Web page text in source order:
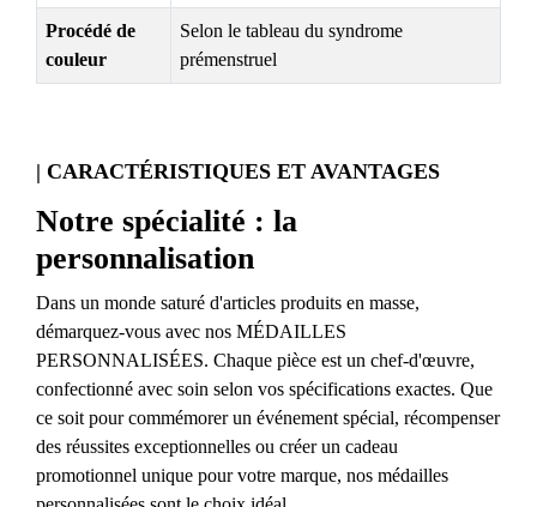
Procédé de
couleur
Selon le tableau du syndrome
prémenstruel
| CARACTÉRISTIQUES ET AVANTAGES
Notre spécialité : la
personnalisation
Dans un monde saturé d'articles produits en masse,
démarquez-vous avec nos MÉDAILLES
PERSONNALISÉES. Chaque pièce est un chef-d'œuvre,
confectionné avec soin selon vos spécifications exactes. Que
ce soit pour commémorer un événement spécial, récompenser
des réussites exceptionnelles ou créer un cadeau
promotionnel unique pour votre marque, nos médailles